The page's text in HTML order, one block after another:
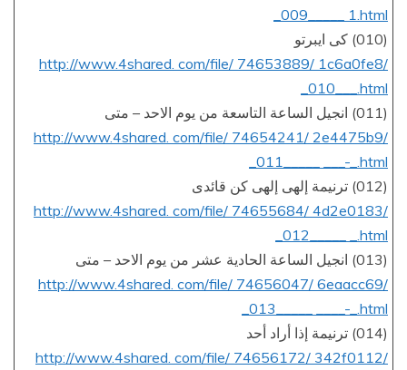
_009_____ 1.html
(010) كى ايبرتو
http://www.4shared. com/file/ 74653889/ 1c6a0fe8/
_010___.html
(011) انجيل الساعة التاسعة من يوم الاحد – متى
http://www.4shared. com/file/ 74654241/ 2e4475b9/
_011_____ ___-_.html
(012) ترنيمة إلهى إلهى كن قائدى
http://www.4shared. com/file/ 74655684/ 4d2e0183/
_012_____ _.html
(013) انجيل الساعة الحادية عشر من يوم الاحد – متى
http://www.4shared. com/file/ 74656047/ 6eaacc69/
_013_____ ____-_.html
(014) ترنيمة إذا أراد أحد
http://www.4shared. com/file/ 74656172/ 342f0112/